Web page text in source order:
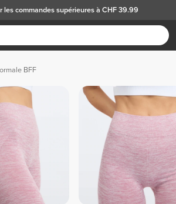
les commandes supérieures à CHF 39.99
BFF